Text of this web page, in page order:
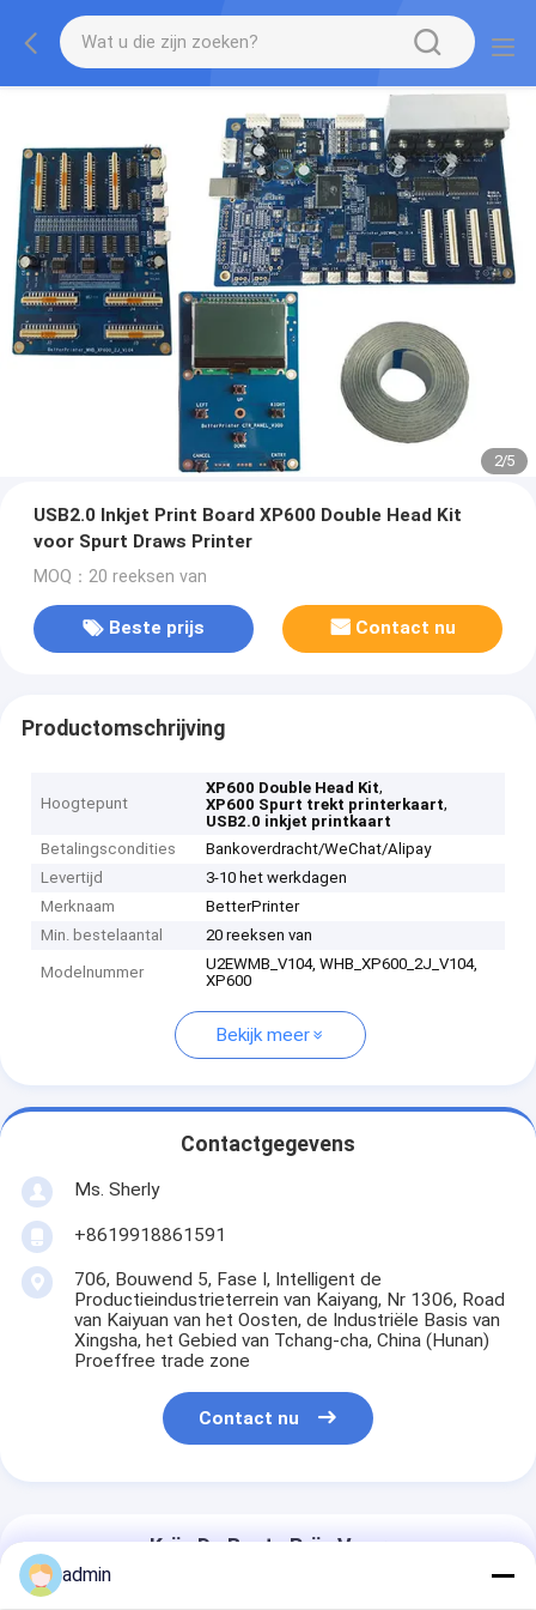
2/5
USB2.0 Inkjet Print Board XP600 Double Head Kit
voor Spurt Draws Printer
MOQ：20 reeksen van
Beste prijs Contact nu
Productomschrijving
Hoogtepunt
XP600 Double Head Kit,
XP600 Spurt trekt printerkaart,
USB2.0 inkjet printkaart
Betalingscondities
Bankoverdracht/WeChat/Alipay
Levertijd
3-10 het werkdagen
Merknaam
BetterPrinter
Min. bestelaantal
20 reeksen van
Modelnummer
U2EWMB_V104, WHB_XP600_2J_V104,
XP600
Bekijk meer
Contactgegevens
Ms. Sherly
+8619918861591
706, Bouwend 5, Fase I, Intelligent de
Productieindustrieterrein van Kaiyang, Nr 1306, Road
van Kaiyuan van het Oosten, de Industriële Basis van
Xingsha, het Gebied van Tchang-cha, China (Hunan)
Proeffree trade zone
Contact nu
Krijg De Beste Prijs Voor
admin